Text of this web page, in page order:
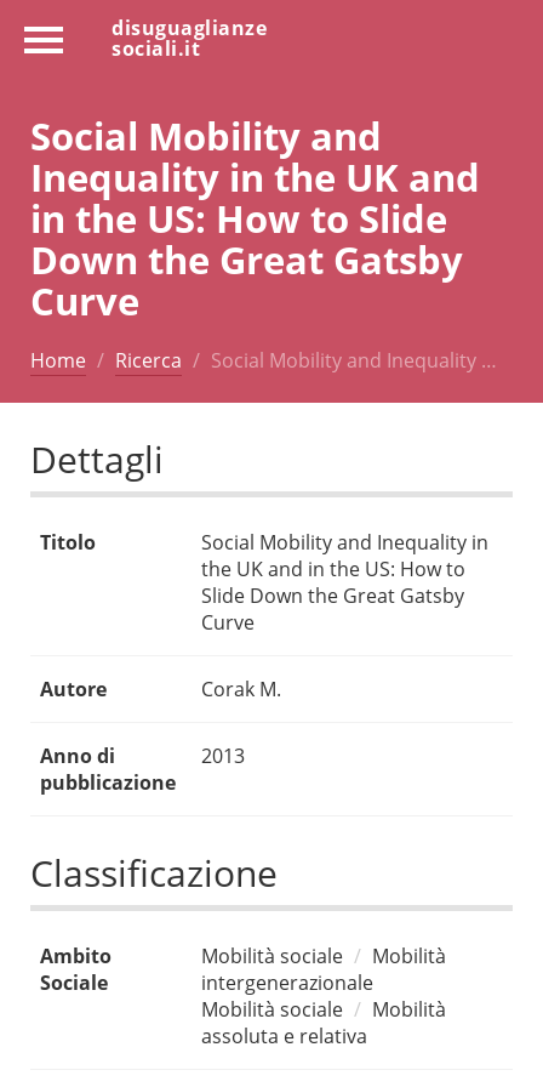
disuguaglianze
sociali.it
Social Mobility and
Inequality in the UK and
in the US: How to Slide
Down the Great Gatsby
Curve
Home Ricerca Social Mobility and Inequality …
Dettagli
Titolo
Social Mobility and Inequality in
the UK and in the US: How to
Slide Down the Great Gatsby
Curve
Autore Corak M.
Anno di
pubblicazione
2013
Classificazione
Ambito
Sociale
Mobilità sociale
Mobilità
intergenerazionale
Mobilità sociale
Mobilità
assoluta e relativa